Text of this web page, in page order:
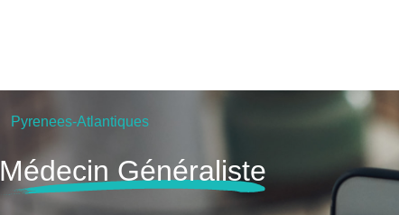
Pyrenees-Atlantiques
Médecin Généraliste